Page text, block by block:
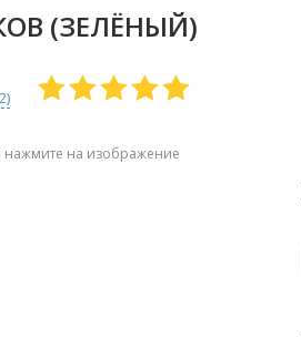
(ЗЕЛЁНЫЙ)
2)
нажмите на изображение